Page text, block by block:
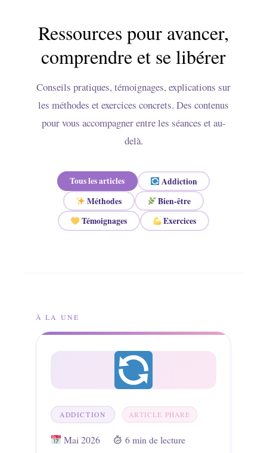
Ressources pour avancer,
comprendre et se libérer
Conseils pratiques, témoignages, explications sur
les méthodes et exercices concrets. Des contenus
pour vous accompagner entre les séances et au-
delà.
Tous les articles
Addiction
Méthodes
Bien-être
Témoignages
Exercices
À LA UNE
ADDICTION ARTICLE PHARE
Mai 2026 6 min de lecture